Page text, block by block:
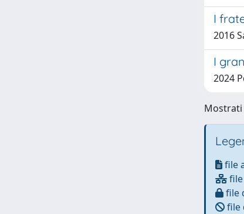
I
2016
I
2024
Mostrati
file
file
file